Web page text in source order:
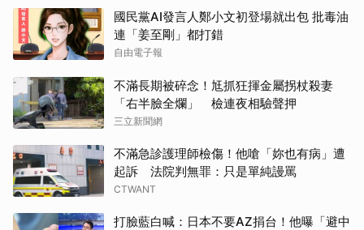
國民黨AI發言人鄭小文初登場就出包 批毒油
連「姜至剛」都打錯
自由電子報
不滿長期被碎念！尪抓狂揮金屬拐杖殺妻
「右半臉全爛」 檢連夜相驗聲押
三立新聞網
不滿急診護理師檢傷！他嗆「妳也有病」遭
起訴 法院判無罪：只是單純謾罵
CTWANT
打臉藍白喊：日本不要AZ捐台！他曝「避中